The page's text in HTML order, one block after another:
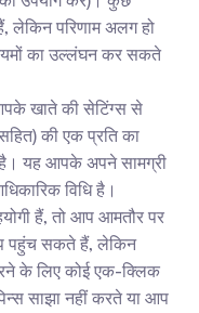
परिणाम अलग हो
का उल्लंघन कर सकते
खाते की सेटिंग्स से
की एक प्रति का
यह आपके अपने सामग्री
विधि है।
हैं, तो आप आमतौर पर
पहुंच सकते हैं, लेकिन
के लिए कोई एक-क्लिक
साझा नहीं करते या आप